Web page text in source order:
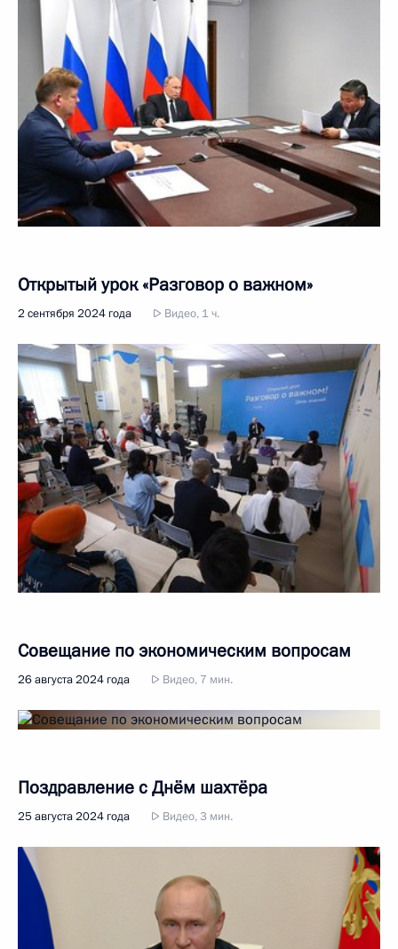
Открытый урок «Разговор о важном»
2 сентября 2024 года Видео, 1 ч.
Совещание по экономическим вопросам
26 августа 2024 года Видео, 7 мин.
Поздравление с Днём шахтёра
25 августа 2024 года Видео, 3 мин.